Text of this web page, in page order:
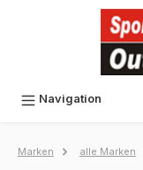
Navigation
Marken alle Marken